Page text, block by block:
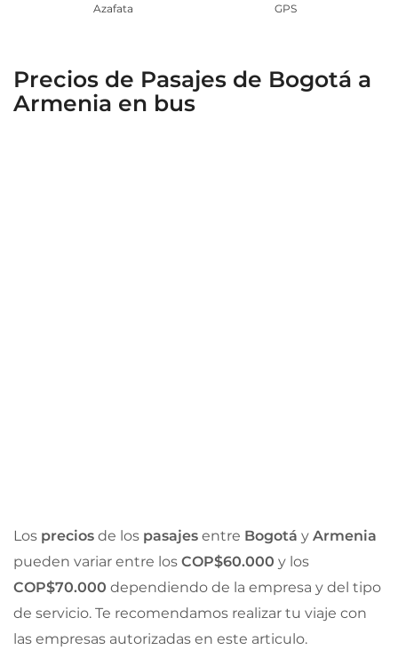
Azafata GPS
Precios de Pasajes de Bogotá a
Armenia en bus
Los precios de los pasajes entre Bogotá y Armenia
pueden variar entre los COP$60.000 y los
COP$70.000 dependiendo de la empresa y del tipo
de servicio. Te recomendamos realizar tu viaje con
las empresas autorizadas en este articulo.